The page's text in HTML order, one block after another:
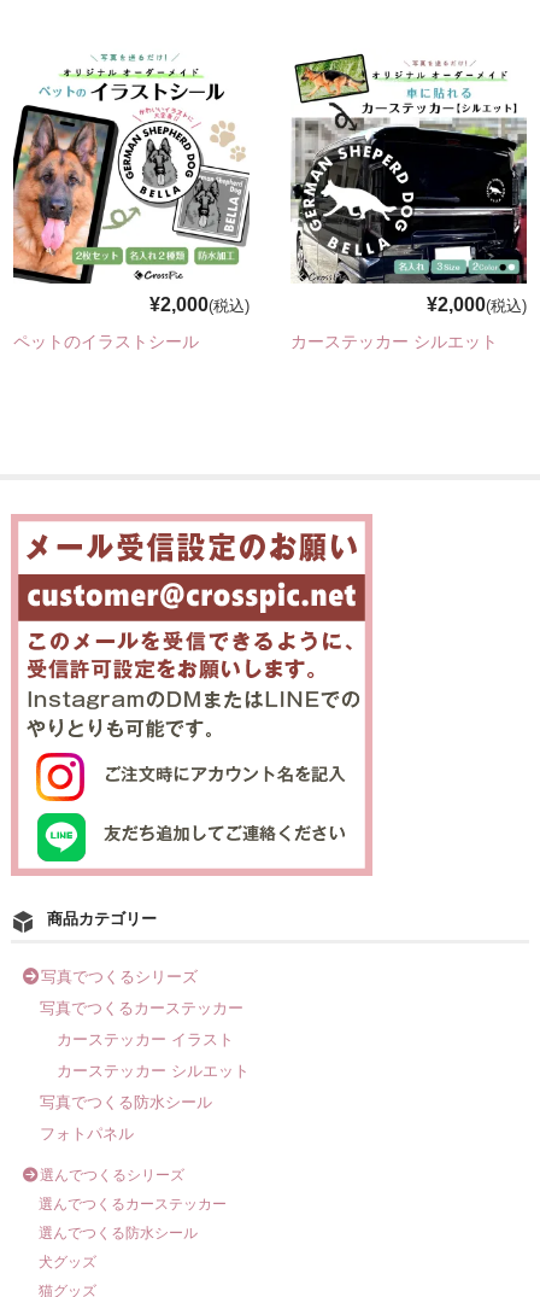
¥2,000(税込)
ペットのイラストシール
¥2,000(税込)
カーステッカー シルエット
商品カテゴリー
写真でつくるシリーズ
写真でつくるカーステッカー
カーステッカー イラスト
カーステッカー シルエット
写真でつくる防水シール
フォトパネル
選んでつくるシリーズ
選んでつくるカーステッカー
選んでつくる防水シール
犬グッズ
猫グッズ